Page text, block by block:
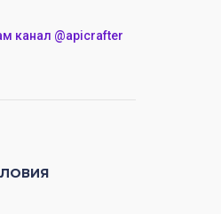
канал @apicrafter